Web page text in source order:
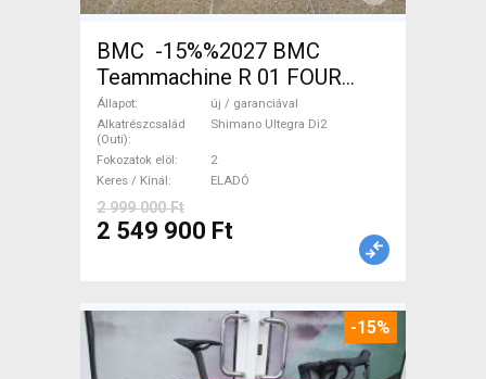
BMC -15%%2027 BMC
Teammachine R 01 FOUR
(56,58) Országúti Shimano
Ultegra Di2 tárcsafék új /
garanciával ELADÓ
Állapot
új / garanciával
Alkatrészcsalád
(Outi)
Shimano Ultegra Di2
Fokozatok elöl
2
Keres / Kínál
ELADÓ
2 999 000 Ft
2 549 900 Ft
-15%